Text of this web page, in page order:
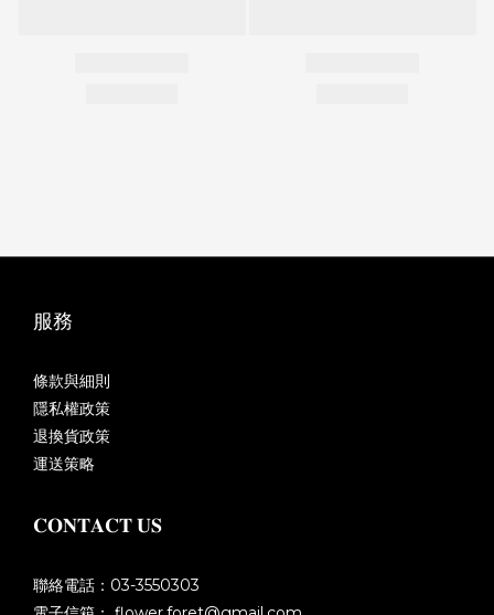
服務
條款與細則
隱私權政策
退換貨政策
運送策略
𝐂𝐎𝐍𝐓𝐀𝐂𝐓 𝐔𝐒
聯絡電話：03-3550303